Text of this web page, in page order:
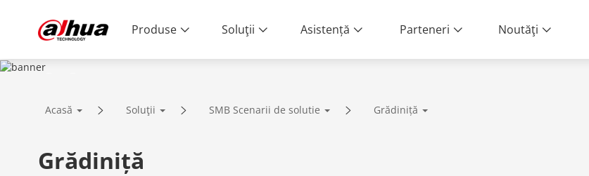
Produse Soluţii Asistență Parteneri Noutăţi
SOLUȚII
Acasă Soluţii SMB Scenarii de solutie Grădiniță
Grădiniță